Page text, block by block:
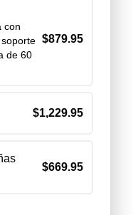
con
de 60
$879.95
$1,229.95
$669.95